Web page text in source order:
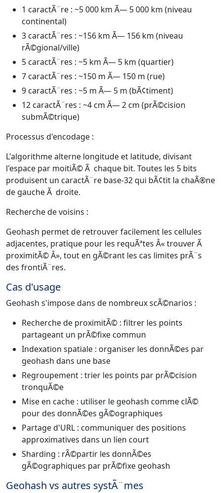
1 caractÃ¨re : ~5 000 km Ã— 5 000 km (niveau
continental)
3 caractÃ¨res : ~156 km Ã— 156 km (niveau
rÃ©gional/ville)
5 caractÃ¨res : ~5 km Ã— 5 km (quartier)
7 caractÃ¨res : ~150 m Ã— 150 m (rue)
9 caractÃ¨res : ~5 m Ã— 5 m (bÃ¢timent)
12 caractÃ¨res : ~4 cm Ã— 2 cm (prÃ©cision
submÃ©trique)
Processus d'encodage :
L'algorithme alterne longitude et latitude, divisant
l'espace par moitiÃ© Ã chaque bit. Toutes les 5 bits
produisent un caractÃ¨re base-32 qui bÃ¢tit la chaÃ®ne
de gauche Ã droite.
Recherche de voisins :
Geohash permet de retrouver facilement les cellules
adjacentes, pratique pour les requÃªtes Â« trouver Ã
proximitÃ© Â», tout en gÃ©rant les cas limites prÃ¨s
des frontiÃ¨res.
Cas d'usage
Geohash s'impose dans de nombreux scÃ©narios :
Recherche de proximitÃ© : filtrer les points
partageant un prÃ©fixe commun
Indexation spatiale : organiser les donnÃ©es par
geohash dans une base
Regroupement : trier les points par prÃ©cision
tronquÃ©e
Mise en cache : utiliser le geohash comme clÃ©
pour des donnÃ©es gÃ©ographiques
Partage d'URL : communiquer des positions
approximatives dans un lien court
Sharding : rÃ©partir les donnÃ©es
gÃ©ographiques par prÃ©fixe geohash
Geohash vs autres systÃ¨mes